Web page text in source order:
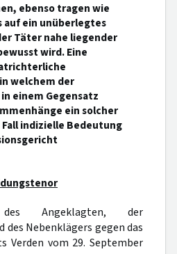
ebenso tragen wie
auf ein unüberlegtes
Täter nahe liegender
wird. Eine
welchem der
einem Gegensatz
ein solcher
indizielle Bedeutung
Angeklagten, der
Nebenklägers gegen das
Verden vom 29. September